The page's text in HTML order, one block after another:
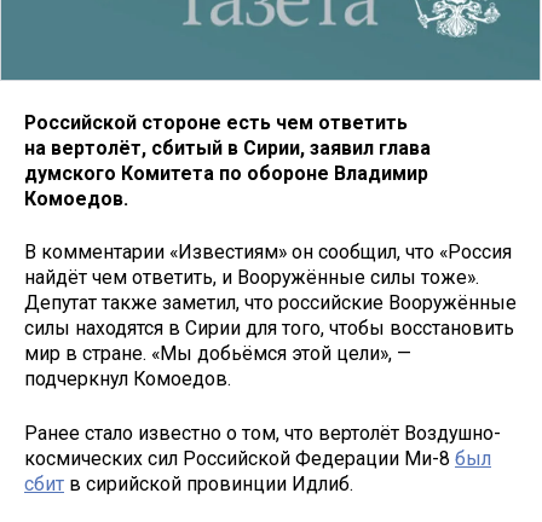
Российской стороне есть чем ответить
на вертолёт, сбитый в Сирии, заявил глава
думского Комитета по обороне Владимир
Комоедов.
В комментарии «Известиям» он сообщил, что «Россия
найдёт чем ответить, и Вооружённые силы тоже».
Депутат также заметил, что российские Вооружённые
силы находятся в Сирии для того, чтобы восстановить
мир в стране. «Мы добьёмся этой цели», —
подчеркнул Комоедов.
Ранее стало известно о том, что вертолёт Воздушно-
космических сил Российской Федерации Ми-8 был
сбит в сирийской провинции Идлиб.